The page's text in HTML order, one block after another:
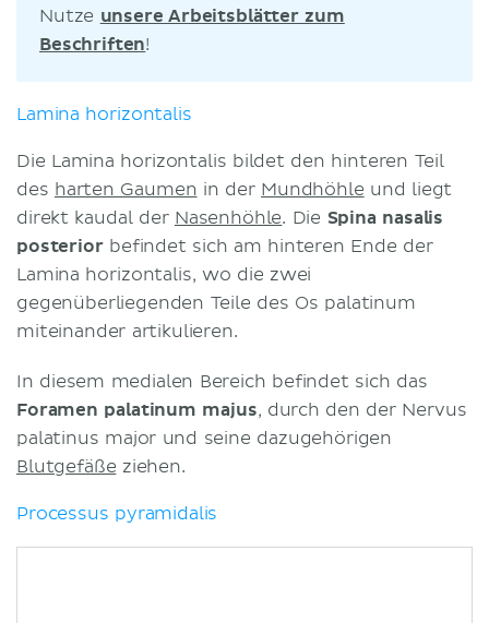
Nutze unsere Arbeitsblätter zum
Beschriften!
Lamina horizontalis
Die Lamina horizontalis bildet den hinteren Teil
des harten Gaumen in der Mundhöhle und liegt
direkt kaudal der Nasenhöhle. Die Spina nasalis
posteriorbefindet sich am hinteren Ende der
Lamina horizontalis, wo die zwei
gegenüberliegenden Teile des Os palatinum
miteinander artikulieren.
In diesem medialen Bereich befindet sich das
Foramen palatinum majus, durch den der Nervus
palatinus major und seine dazugehörigen
Blutgefäße ziehen.
Processus pyramidalis